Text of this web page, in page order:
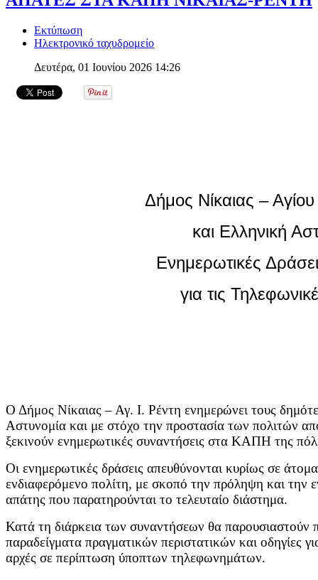
Εκτύπωση
Ηλεκτρονικό ταχυδρομείο
Δευτέρα, 01 Ιουνίου 2026 14:26
Δήμος Νίκαιας –
και Ελληνική
Ενημερωτικές
για τις
Ο Δήμος Νίκαιας – Αγ. Ι. Ρέντη ενημερώνει τους
Αστυνομία και με στόχο την προστασία των πολιτών
ξεκινούν ενημερωτικές συναντήσεις στα ΚΑΠΗ της
Οι ενημερωτικές δράσεις απευθύνονται κυρίως σε
ενδιαφερόμενο πολίτη, με σκοπό την πρόληψη και την
απάτης που παρατηρούνται το τελευταίο διάστημα.
Κατά τη διάρκεια των συναντήσεων θα παρουσιαστούν
παραδείγματα πραγματικών περιστατικών και οδηγίες
αρχές σε περίπτωση ύποπτων τηλεφωνημάτων.